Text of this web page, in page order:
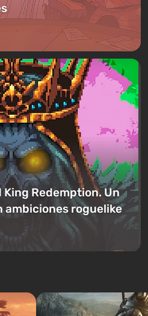
Redemption. Un
ambiciones roguelike